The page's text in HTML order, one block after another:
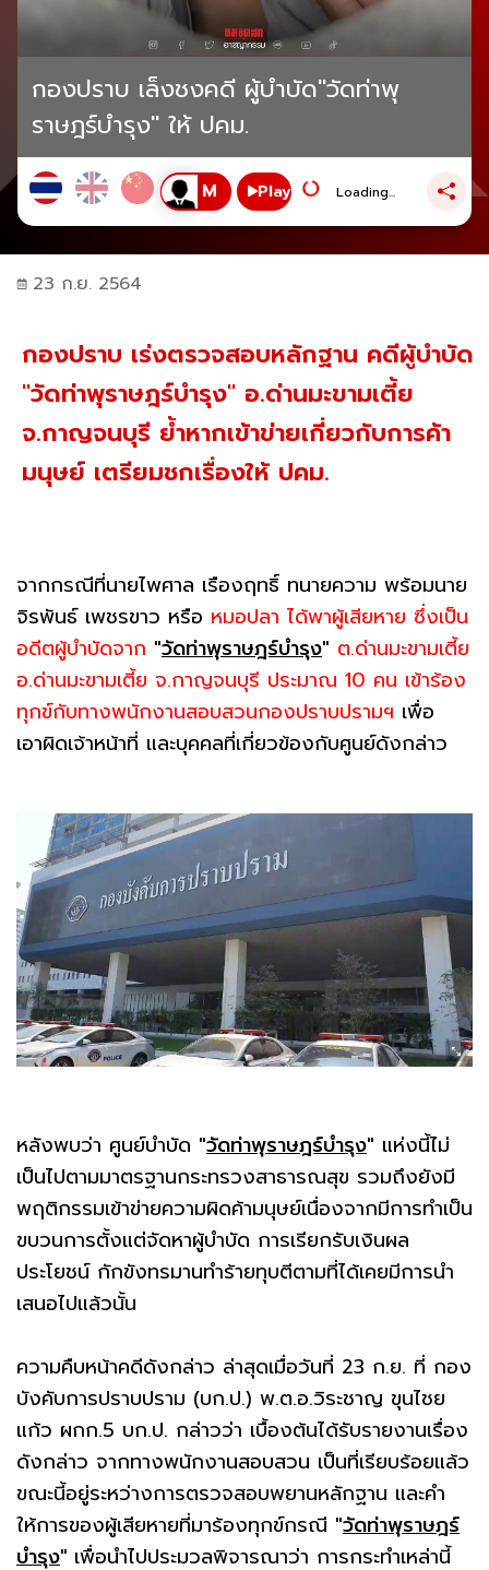
กองปราบ เล็งชงคดี ผู้บำบัด"วัดท่าพุ
ราษฎร์บำรุง" ให้ ปคม.
Play Loading...
23 ก.ย. 2564
กองปราบ เร่งตรวจสอบหลักฐาน คดีผู้บำบัด
"วัดท่าพุราษฎร์บำรุง" อ.ด่านมะขามเตี้ย
จ.กาญจนบุรี ย้ำหากเข้าข่ายเกี่ยวกับการค้า
มนุษย์ เตรียมชกเรื่องให้ ปคม.
จากกรณีที่นายไพศาล เรืองฤทธิ์ ทนายความ พร้อมนาย
จิรพันธ์ เพชรขาว หรือ หมอปลา ได้พาผู้เสียหาย ซึ่งเป็น
อดีตผู้บำบัดจาก "วัดท่าพุราษฎร์บำรุง" ต.ด่านมะขามเตี้ย
อ.ด่านมะขามเตี้ย จ.กาญจนบุรี ประมาณ 10 คน เข้าร้อง
ทุกข์กับทางพนักงานสอบสวนกองปราบปรามฯ เพื่อ
เอาผิดเจ้าหน้าที่ และบุคคลที่เกี่ยวข้องกับศูนย์ดังกล่าว
หลังพบว่า ศูนย์บำบัด "วัดท่าพุราษฎร์บำรุง" แห่งนี้ไม่
เป็นไปตามมาตรฐานกระทรวงสาธารณสุข รวมถึงยังมี
พฤติกรรมเข้าข่ายความผิดค้ามนุษย์เนื่องจากมีการทำเป็น
ขบวนการตั้งแต่จัดหาผู้บำบัด การเรียกรับเงินผล
ประโยชน์ กักขังทรมานทำร้ายทุบตีตามที่ได้เคยมีการนำ
เสนอไปแล้วนั้น
ความคืบหน้าคดีดังกล่าว ล่าสุดเมื่อวันที่ 23 ก.ย. ที่ กอง
บังคับการปราบปราม (บก.ป.) พ.ต.อ.วิระชาญ ขุนไชย
แก้ว ผกก.5 บก.ป. กล่าวว่า เบื้องต้นได้รับรายงานเรื่อง
ดังกล่าว จากทางพนักงานสอบสวน เป็นที่เรียบร้อยแล้ว
ขณะนี้อยู่ระหว่างการตรวจสอบพยานหลักฐาน และคำ
ให้การของผู้เสียหายที่มาร้องทุกข์กรณี "วัดท่าพุราษฎร์
บำรุง" เพื่อนำไปประมวลพิจารณาว่า การกระทำเหล่านี้